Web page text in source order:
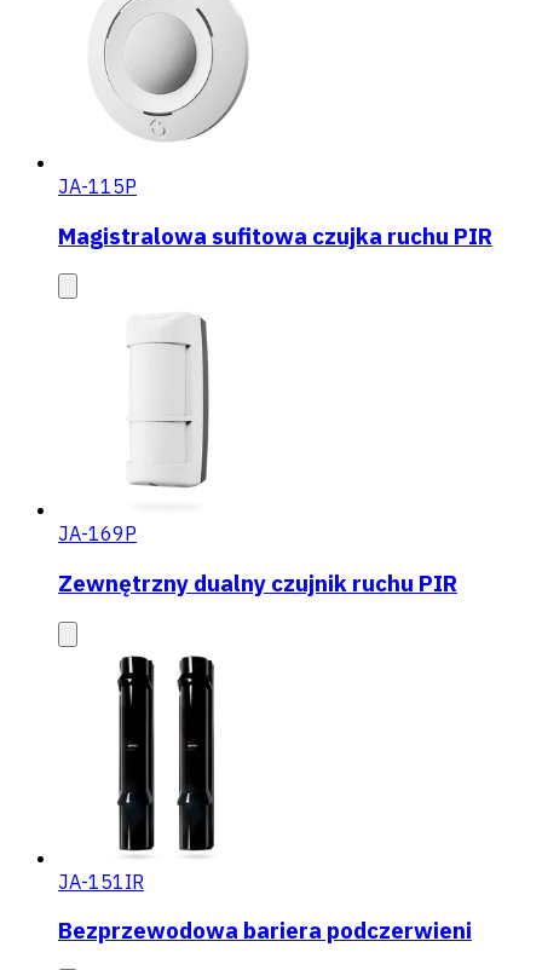
JA-115P
Magistralowa sufitowa czujka ruchu PIR
JA-169P
Zewnętrzny dualny czujnik ruchu PIR
JA-151IR
Bezprzewodowa bariera podczerwieni